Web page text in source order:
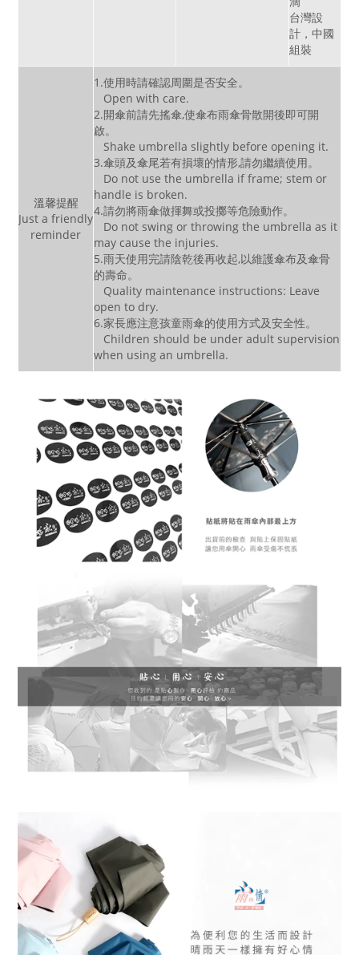
台灣設
計，中國
組裝
溫馨提醒
Just a friendly
reminder
1.使用時請確認周圍是否安全。
Open with care.
2.開傘前請先搖傘,使傘布雨傘骨散開後即可開
啟。
Shake umbrella slightly before opening it.
3.傘頭及傘尾若有損壞的情形,請勿繼續使用。
Do not use the umbrella if frame; stem or
handle is broken.
4.請勿將雨傘做揮舞或投擲等危險動作。
Do not swing or throwing the umbrella as it
may cause the injuries.
5.雨天使用完請陰乾後再收起,以維護傘布及傘骨
的壽命。
Quality maintenance instructions: Leave
open to dry.
6.家長應注意孩童雨傘的使用方式及安全性。
Children should be under adult supervision
when using an umbrella.